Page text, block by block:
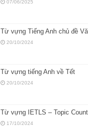
07/06/2025
Từ vựng Tiếng Anh chủ đề
20/10/2024
Từ vựng tiếng Anh về Tết
20/10/2024
Từ vựng IETLS – Topic
17/10/2024